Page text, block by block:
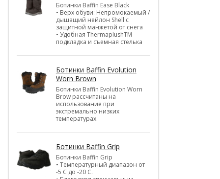
Ботинки Baffin Ease Black
• Верх обуви: Непромокаемый /
дышащий нейлон Shell c
защитной манжетой от снега
• Удобная ThermaplushTM
подкладка и съемная стелька
Ботинки Baffin Evolution
Worn Brown
Ботинки Baffin Evolution Worn
Brow рассчитаны на
использование при
экстремально низких
температурах.
Ботинки Baffin Grip
Ботинки Baffin Grip
• Температурный диапазон от
-5 С до -20 С.